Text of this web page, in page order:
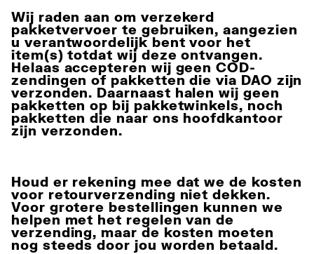
Wij raden aan om verzekerd
pakketvervoer te gebruiken, aangezien
u verantwoordelijk bent voor het
item(s) totdat wij deze ontvangen.
Helaas accepteren wij geen COD-
zendingen of pakketten die via DAO zijn
verzonden. Daarnaast halen wij geen
pakketten op bij pakketwinkels, noch
pakketten die naar ons hoofdkantoor
zijn verzonden.
Houd er rekening mee dat we de kosten
voor retourverzending niet dekken.
Voor grotere bestellingen kunnen we
helpen met het regelen van de
verzending, maar de kosten moeten
nog steeds door jou worden betaald.